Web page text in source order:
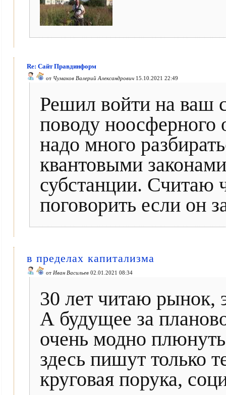
Re: Сайт Правдинформ
от Чумаков Валерий Александрович 15.10.2021 22:49
Решил войти на ваш
поводу
надо много
квантовыми
субстанции. Считаю
поговорить если он
в пределах капитализма
от Иван Васильев 02.01.2021 08:34
30 лет читаю рынок,
А будущее за
очень модно плюнуть
здесь пишут только
круговая порука,